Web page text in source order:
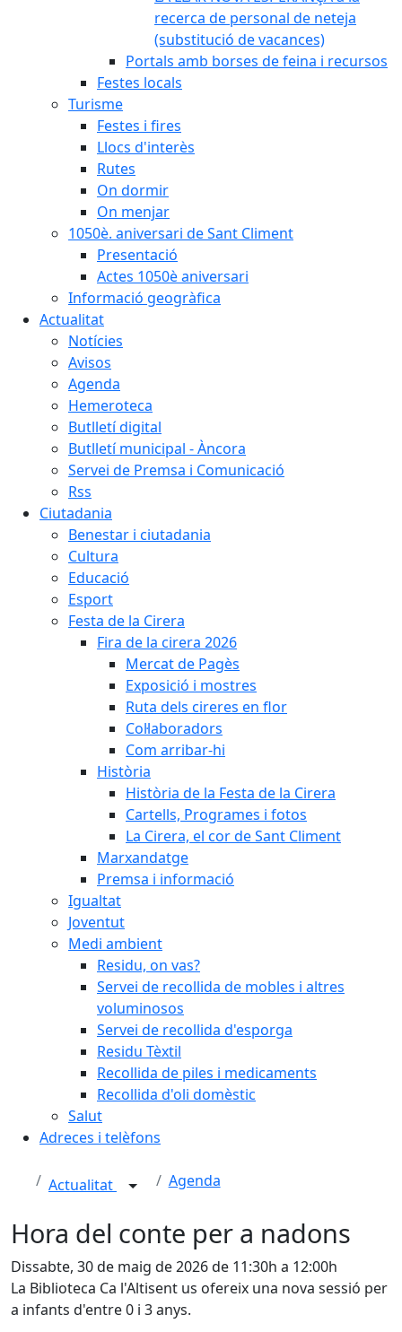
recerca de personal de neteja
(substitució de vacances)
Portals amb borses de feina i recursos
Festes locals
Turisme
Festes i fires
Llocs d'interès
Rutes
On dormir
On menjar
1050è. aniversari de Sant Climent
Presentació
Actes 1050è aniversari
Informació geogràfica
Actualitat
Notícies
Avisos
Agenda
Hemeroteca
Butlletí digital
Butlletí municipal - Àncora
Servei de Premsa i Comunicació
Rss
Ciutadania
Benestar i ciutadania
Cultura
Educació
Esport
Festa de la Cirera
Fira de la cirera 2026
Mercat de Pagès
Exposició i mostres
Ruta dels cireres en flor
Col·laboradors
Com arribar-hi
Història
Història de la Festa de la Cirera
Cartells, Programes i fotos
La Cirera, el cor de Sant Climent
Marxandatge
Premsa i informació
Igualtat
Joventut
Medi ambient
Residu, on vas?
Servei de recollida de mobles i altres
voluminosos
Servei de recollida d'esporga
Residu Tèxtil
Recollida de piles i medicaments
Recollida d'oli domèstic
Salut
Adreces i telèfons
Actualitat Agenda
Hora del conte per a nadons
Dissabte, 30 de maig de 2026 de 11:30h a 12:00h
La Biblioteca Ca l'Altisent us ofereix una nova sessió per
a infants d'entre 0 i 3 anys.